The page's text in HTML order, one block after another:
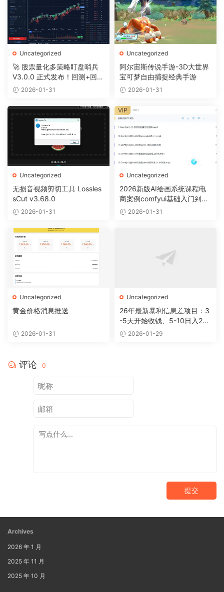
Uncategorized
🚀 股票量化多策略盯盘哨兵
V3.0.0 正式发布！回测+回放
+摸鱼全搞定
2026-01-31
Uncategorized
阿尔宙斯传说手游-3D大世界
宝可梦自由捕捉经典手游
2026-01-31
Uncategorized
无损音视频剪切工具 Lossles
sCut v3.68.0
2026-01-31
Uncategorized
2026新版AI绘画系统课程电
商案例comfyui基础入门到精
通视频教程
2026-01-31
VIP
Uncategorized
黄金价格消息推送
2026-01-31
Uncategorized
26年最新暴利信息差项目：3
-5天开始收钱、5-10日入200
+，10天后稳定300+，0门槛
2026-01-29
评论 0
提交
Archives
2026 年 1 月
2025 年 11 月
2025 年 10 月